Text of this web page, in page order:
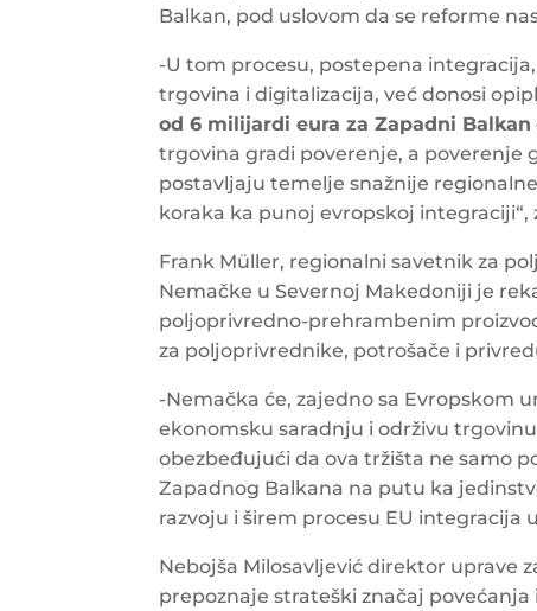
Balkan, pod uslovom da se reforme
-U tom procesu, postepena
trgovina i digitalizacija, već donosi
od 6 milijardi eura za Zapadni Balkan
trgovina gradi poverenje, a poverenje
postavljaju temelje snažnije
koraka ka punoj evropskoj integraciji“,
Frank Müller, regionalni savetnik za
Nemačke u Severnoj Makedoniji je
poljoprivredno-prehrambenim
za poljoprivrednike, potrošače i
-Nemačka će, zajedno sa Evropskom
ekonomsku saradnju i održivu
obezbeđujući da ova tržišta ne samo
Zapadnog Balkana na putu ka
razvoju i širem procesu EU integracija
Nebojša Milosavljević direktor uprave
prepoznaje strateški značaj povećanja